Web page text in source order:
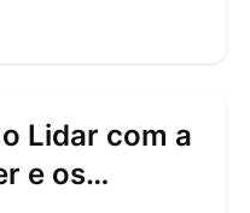
Lidar com a
e os